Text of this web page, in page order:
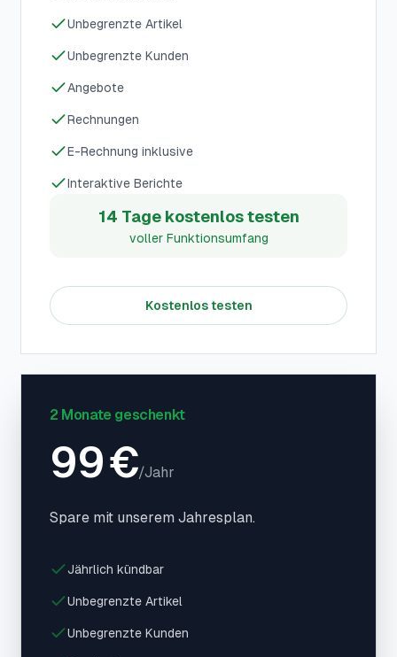
Unbegrenzte Artikel
Unbegrenzte Kunden
Angebote
Rechnungen
E-Rechnung inklusive
Interaktive Berichte
14 Tage kostenlos testen
voller Funktionsumfang
Kostenlos testen
2 Monate geschenkt
99€/Jahr
Spare mit unserem Jahresplan.
Jährlich kündbar
Unbegrenzte Artikel
Unbegrenzte Kunden